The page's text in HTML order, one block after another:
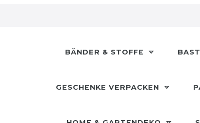
BÄNDER & STOFFE
GESCHENKE VERPACKEN